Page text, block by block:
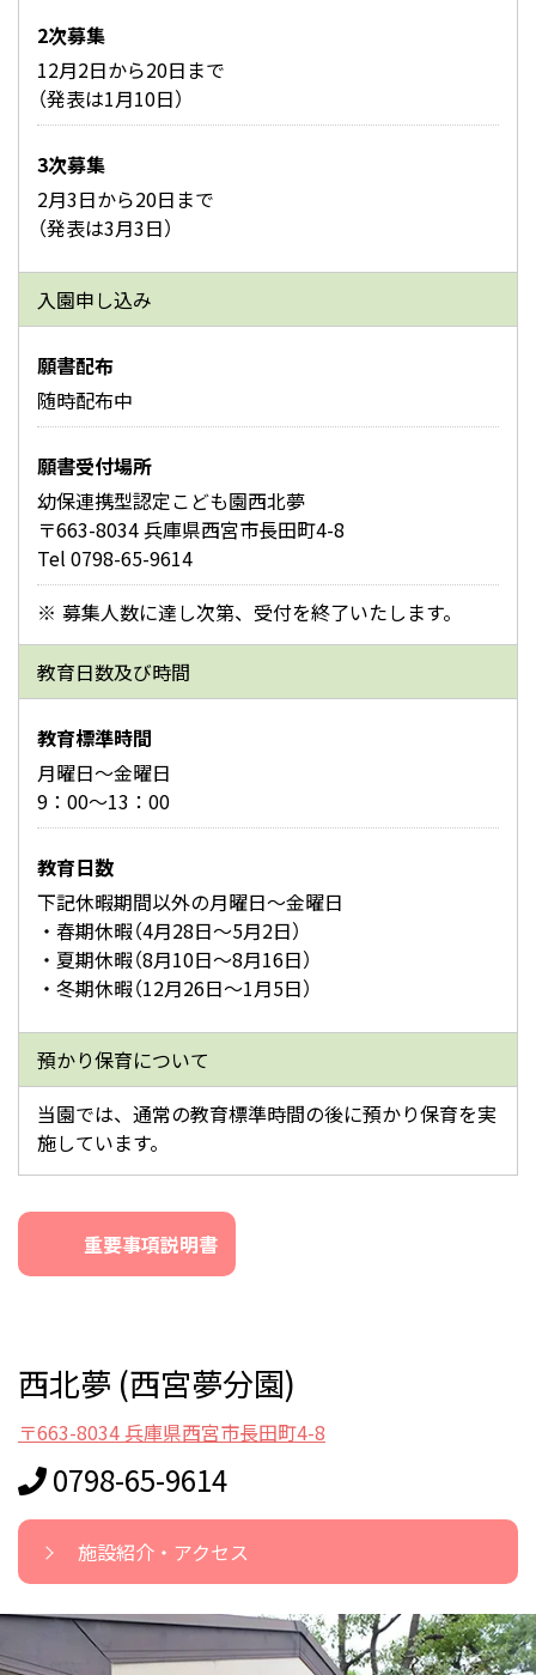
2次募集
12月2日から20日まで
（発表は1月10日）
3次募集
2月3日から20日まで
（発表は3月3日）
入園申し込み
願書配布
随時配布中
願書受付場所
幼保連携型認定こども園西北夢
〒663-8034 兵庫県西宮市長田町4-8
Tel 0798-65-9614
募集人数に達し次第、受付を終了いたします。
教育日数及び時間
教育標準時間
月曜日～金曜日
9：00～13：00
教育日数
下記休暇期間以外の月曜日～金曜日
・春期休暇（4月28日～5月2日）
・夏期休暇（8月10日～8月16日）
・冬期休暇（12月26日～1月5日）
預かり保育について
当園では、通常の教育標準時間の後に預かり保育を実
施しています。
重要事項説明書
西北夢 (西宮夢分園)
〒663-8034 兵庫県西宮市長田町4-8
0798-65-9614
施設紹介・アクセス